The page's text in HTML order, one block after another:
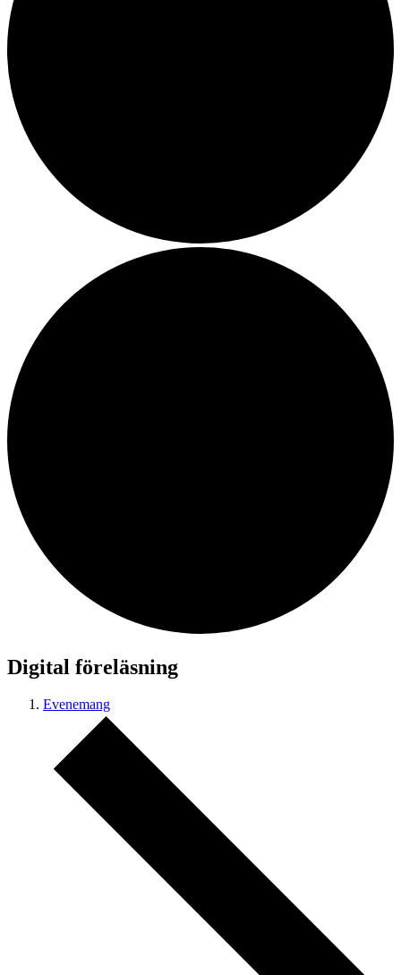
Digital föreläsning
Evenemang